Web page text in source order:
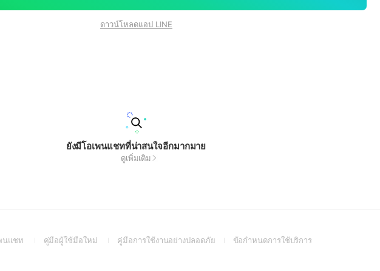
ดาวน์โหลดแอป LINE
ยังมีโอเพนแชทที่น่าสนใจอีกมากมาย
ดูเพิ่มเติม
นแชท
(Openคู่มือผู้ใช้มือใหม่
(Openคู่มือการใช้งานอย่างปลอดภัย(Openข้อกำหนดการใช้บริการ(Open